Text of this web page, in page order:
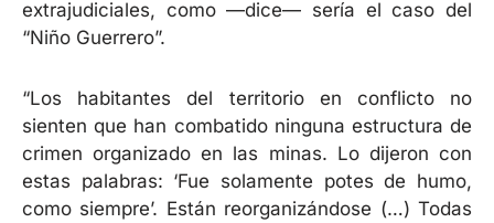
extrajudiciales, como —dice— sería el caso del
“Niño Guerrero”.
“Los habitantes del territorio en conflicto no
sienten que han combatido ninguna estructura de
crimen organizado en las minas. Lo dijeron con
estas palabras: ‘Fue solamente potes de humo,
como siempre’. Están reorganizándose (…) Todas